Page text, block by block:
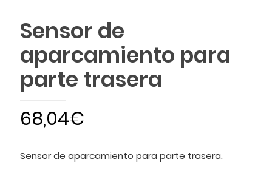
Sensor de
aparcamiento para
parte trasera
68,04€
Sensor de aparcamiento para parte trasera.